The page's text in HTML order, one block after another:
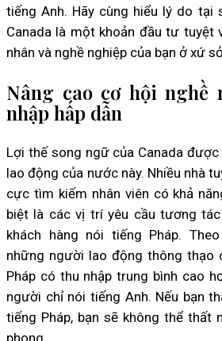
tiếng Anh. Hãy cùng hiểu lý do tại
Canada là một khoản đầu tư tuyệt
nhân và nghề nghiệp của bạn ở xứ
Nâng cao cơ hội nghề
nhập hấp dẫn
Lợi thế song ngữ của Canada
lao động của nước này. Nhiều nhà
cực tìm kiếm nhân viên có khả
biệt là các vị trí yêu cầu tương
khách hàng nói tiếng Pháp.
những người lao động thông thạo
Pháp có thu nhập trung bình cao
người chỉ nói tiếng Anh. Nếu bạn
tiếng Pháp, bạn sẽ không thể thất